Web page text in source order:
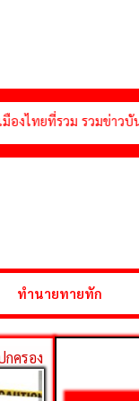
าวบันเทิง รอบรู้เรื่อ
ทำนายทายทัก
ครอง